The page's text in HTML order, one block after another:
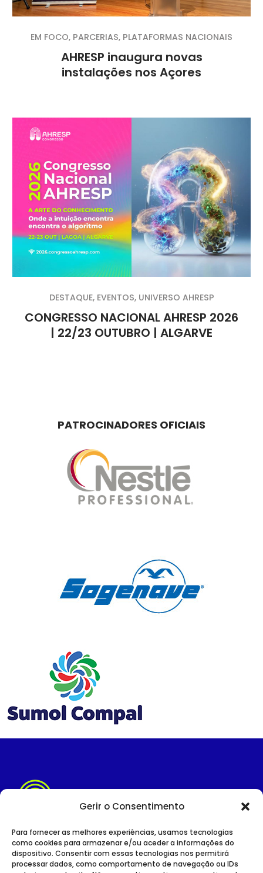
Gerir o Consentimento
Para fornecer as melhores experiências, usamos tecnologias
como cookies para armazenar e/ou aceder a informações do
dispositivo. Consentir com essas tecnologias nos permitirá
processar dados, como comportamento de navegação ou IDs
AHRESP inaugura novas
instalações nos Açores
EM FOCO, PARCERIAS, PLATAFORMAS NACIONAIS
CONGRESSO NACIONAL AHRESP 2026
| 22/23 OUTUBRO | ALGARVE
DESTAQUE, EVENTOS, UNIVERSO AHRESP
PATROCINADORES OFICIAIS
SITE INSTITUCIONAL